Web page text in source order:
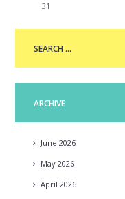
31
ARCHIVE
June 2026
May 2026
April 2026